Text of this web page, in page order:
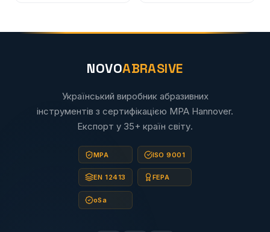
NOVOABRASIVE
Український виробник абразивних
інструментів з сертифікацією MPA Hannover.
Експорт у 35+ країн світу.
MPA ISO 9001
EN 12413 FEPA
oSa